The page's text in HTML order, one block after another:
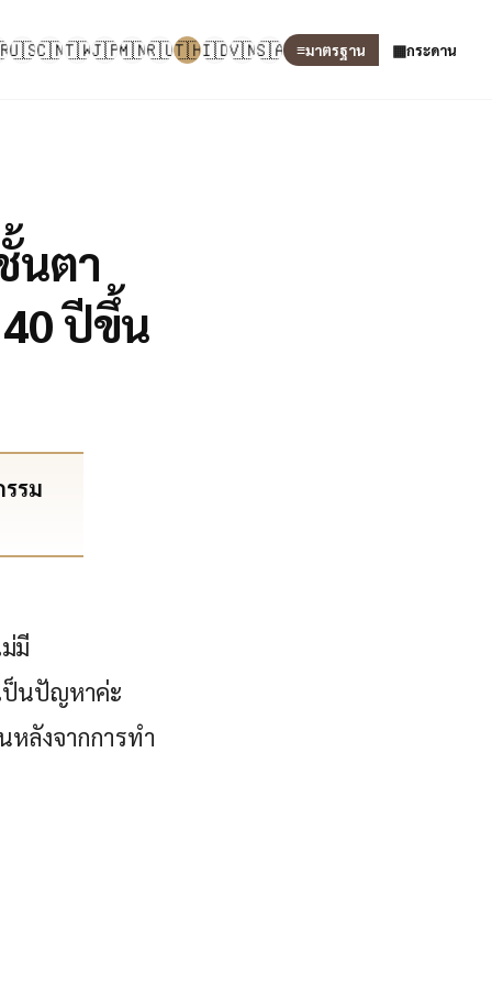
🇺🇸🇨🇳🇹🇼🇯🇵🇲🇳🇷🇺🇹🇭🇮🇩🇻🇳🇸🇦 ≡มาตรฐาน ▦กระดาน
นตา
ปีขึ้น
รม
มี
ป็นปัญหาค่ะ
ลังจากการทำ